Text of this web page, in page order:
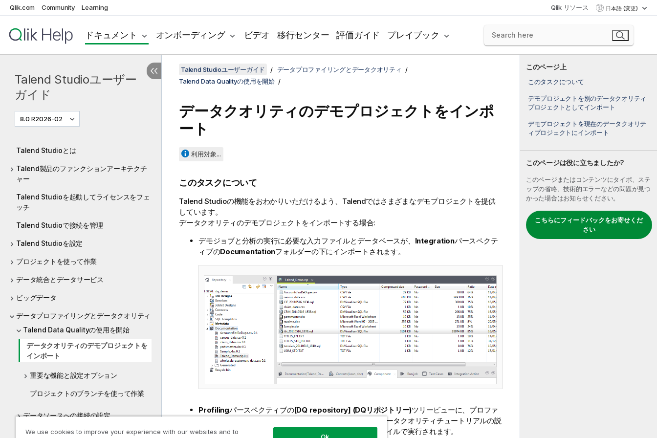
Qlik.com Community Learning Qlik リソース 日本語 (変更)
ドキュメント オンボーディング ビデオ 移行センター 評価ガイド プレイブック
Talend Studioユーザー
ガイド
8.0 R2026-02
Talend Studioとは
Talend製品のファンクションアーキテクチ
ャー
Talend Studioを起動してライセンスをフェ
ッチ
Talend Studioで接続を管理
Talend Studioを設定
プロジェクトを使って作業
データ統合とデータサービス
ビッグデータ
データプロファイリングとデータクオリティ
Talend Data Qualityの使用を開始
データクオリティのデモプロジェクトを
インポート
重要な機能と設定オプション
プロジェクトのブランチを使って作業
データソースへの接続の設定
データベースコンテンツのプロファイリン
このページ上
このタスクについて
デモプロジェクトを別のデータクオリティ
プロジェクトとしてインポート
デモプロジェクトを現在のデータクオリテ
ィプロジェクトにインポート
このページは役に立ちましたか?
このページまたはコンテンツにタイポ、ステ
ップの省略、技術的エラーなどの問題が見つ
かった場合はお知らせください。
こちらにフィードバックをお寄せくだ
さい
Talend Studioユーザーガイド
データプロファイリングとデータクオリティ
Talend Data Qualityの使用を開始
データクオリティのデモプロジェクトをインポ
ート
利用対象...
このタスクについて
Talend Studioの機能をおわかりいただけるよう、 Talendではさまざまなデモプロジェクトを提供
しています。
データクオリティのデモプロジェクトをインポートする場合:
デモジョブと分析の実行に必要な入力ファイルとデータベースが、 Integrationパースペクテ
ィブのDocumentationフォルダーの下にインポートされます。
Profilingパースペクティブの[DQ repository] (DQリポジトリー)ツリービューに、プロファ
イリング分析がインポートされます。これらの分析は、データクオリティチュートリアルの説
明のとおり、最初にインストールしたデータベースとファイルで実行されます。
We use cookies to improve your experience with our websites and to